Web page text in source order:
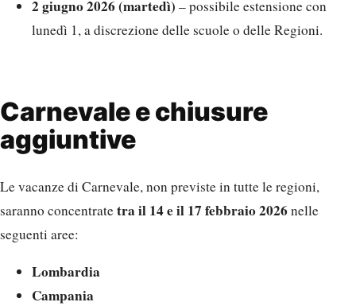
2 giugno 2026 (martedì) – possibile estensione con
lunedì 1, a discrezione delle scuole o delle Regioni.
Carnevale e chiusure
aggiuntive
Le vacanze di Carnevale, non previste in tutte le regioni,
saranno concentratetra il 14 e il 17 febbraio 2026nelle
seguenti aree:
Lombardia
Campania